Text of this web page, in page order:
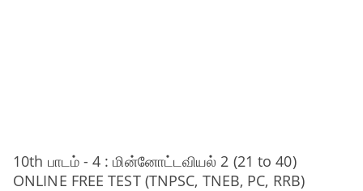
10th பாடம் - 4 : மின்னோட்டவியல் 2 (21 to 40)
ONLINE FREE TEST (TNPSC, TNEB, PC, RRB)